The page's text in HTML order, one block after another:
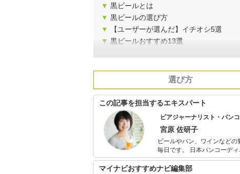
▼ 黒ビールとは
▼ 黒ビールの選び方
▼
【ユーザーが選んだ】イチオシ5選
▼ 黒ビールおすすめ13選
選び方
この記事を担当するエキスパート
ビアジャーナリスト・パン
宮原 佐研子
ビールやパン、ワインなど
毎日です。 日本パンコーディネーター協会認定パンコーディネーター、日本ビアジャーナリスト協会
所属ビアジャーナリストと
国）、世界22カ国158本のビ
マイナビおすすめナビ編集部